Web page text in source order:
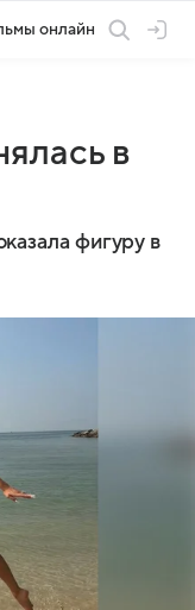
онлайн
в
фигуру в